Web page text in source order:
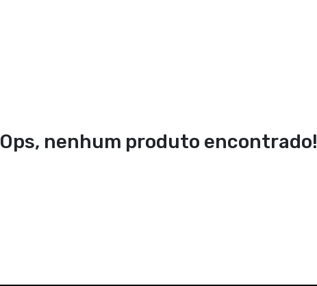
Ops, nenhum produto encontrado!